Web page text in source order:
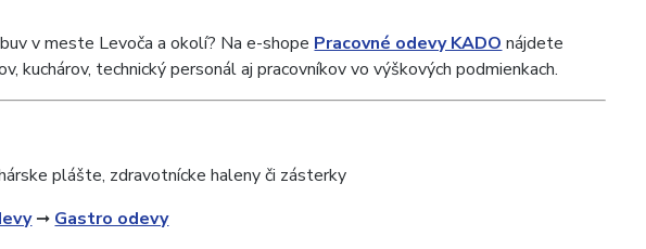
v meste Levoča a okolí? Na e-shope Pracovné odevy KADO nájdete
technický personál aj pracovníkov vo výškových podmienkach.
plášte, zdravotnícke haleny či zásterky
️➞ Gastro odevy